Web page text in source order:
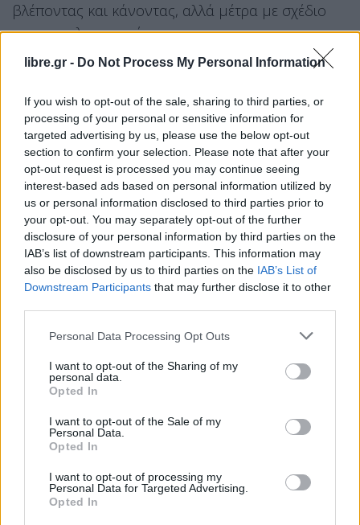
libre.gr - Do Not Process My Personal Information
If you wish to opt-out of the sale, sharing to third parties, or
processing of your personal or sensitive information for
targeted advertising by us, please use the below opt-out
section to confirm your selection. Please note that after your
opt-out request is processed you may continue seeing
interest-based ads based on personal information utilized by
us or personal information disclosed to third parties prior to
your opt-out. You may separately opt-out of the further
disclosure of your personal information by third parties on the
IAB’s list of downstream participants. This information may
also be disclosed by us to third parties on the IAB’s List of
Downstream Participants that may further disclose it to other
Personal Data Processing Opt Outs
I want to opt-out of the Sharing of my
personal data.
Opted In
I want to opt-out of the Sale of my
Personal Data.
Opted In
I want to opt-out of processing my
Personal Data for Targeted Advertising.
Opted In
βλέποντας και κάνοντας, αλλά μέτρα με σχέδιο
και αποτελεσματικότητα».
Η κ. Γεννηματά επεσήμανε ότι εγκαίρως το Κίνημα
Αλλαγής είχε προειδοποιήσει και προτείνει
συγκεκριμένα μέτρα για το ΕΣΥ, για το
συνωστισμό στις συγκοινωνίες και τα σχολεία.
«Δεν κάνατε τίποτε και τώρα που το πρόβλημα
φούντωσε, τρέχετε και δεν φθάνατε. Αφήστε τις
συγκρίσεις, η Ελλάδα ήταν ασφαλής χώρα την
άνοιξη. Δυστυχώς με ευθύνη σας χάσαμε το
πλεονέκτημα. Επιτέλους λιγότερα λόγια, κάντε
αυτό που πρέπει», υπογράμμισε.
Facebook Share on X Bluesky
Σχετικά Άρθρα